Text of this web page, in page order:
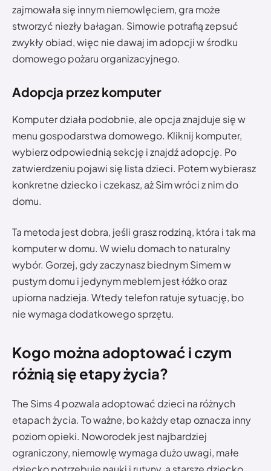
zajmowała się innym niemowlęciem, gra może
stworzyć niezły bałagan. Simowie potrafią zepsuć
zwykły obiad, więc nie dawaj im adopcji w środku
domowego pożaru organizacyjnego.
Adopcja przez komputer
Komputer działa podobnie, ale opcja znajduje się w
menu gospodarstwa domowego. Kliknij komputer,
wybierz odpowiednią sekcję i znajdź adopcję. Po
zatwierdzeniu pojawi się lista dzieci. Potem wybierasz
konkretne dziecko i czekasz, aż Sim wróci z nim do
domu.
Ta metoda jest dobra, jeśli grasz rodziną, która i tak ma
komputer w domu. W wielu domach to naturalny
wybór. Gorzej, gdy zaczynasz biednym Simem w
pustym domu i jedynym meblem jest łóżko oraz
upiorna nadzieja. Wtedy telefon ratuje sytuację, bo
nie wymaga dodatkowego sprzętu.
Kogo można adoptować i czym
różnią się etapy życia?
The Sims 4 pozwala adoptować dzieci na różnych
etapach życia. To ważne, bo każdy etap oznacza inny
poziom opieki. Noworodek jest najbardziej
ograniczony, niemowlę wymaga dużo uwagi, małe